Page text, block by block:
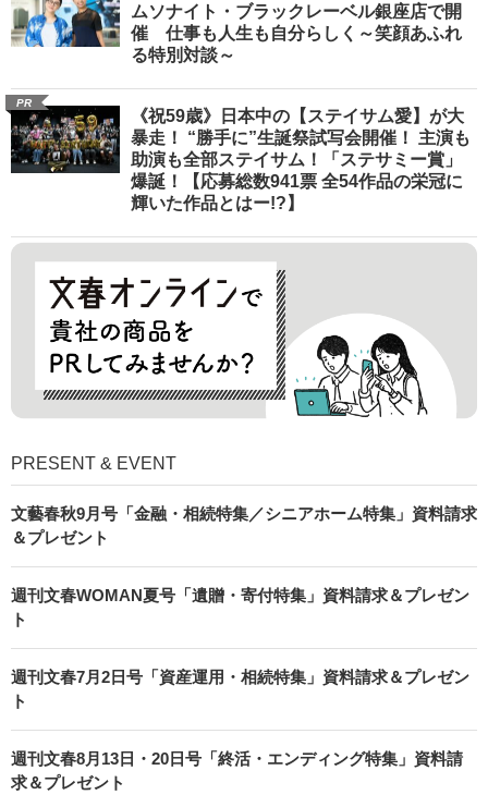
ムソナイト・ブラックレーベル銀座店で開
催 仕事も人生も自分らしく～笑顔あふれ
る特別対談～
PR
《祝59歳》日本中の【ステイサム愛】が大
暴走！ “勝手に”生誕祭試写会開催！ 主演も
助演も全部ステイサム！「ステサミー賞」
爆誕！【応募総数941票 全54作品の栄冠に
輝いた作品とはー!?】
PRESENT & EVENT
文藝春秋9月号「金融・相続特集／シニアホーム特集」資料請求
＆プレゼント
週刊文春WOMAN夏号「遺贈・寄付特集」資料請求＆プレゼン
ト
週刊文春7月2日号「資産運用・相続特集」資料請求＆プレゼン
ト
週刊文春8月13日・20日号「終活・エンディング特集」資料請
求＆プレゼント